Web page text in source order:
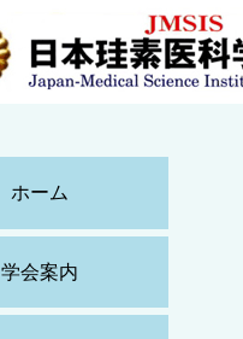
ホーム
学会案内